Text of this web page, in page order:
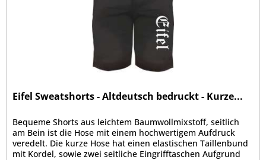
Eifel Sweatshorts - Altdeutsch bedruckt - Kurze...
Bequeme Shorts aus leichtem Baumwollmixstoff, seitlich
am Bein ist die Hose mit einem hochwertigem Aufdruck
veredelt. Die kurze Hose hat einen elastischen Taillenbund
mit Kordel, sowie zwei seitliche Eingrifftaschen Aufgrund